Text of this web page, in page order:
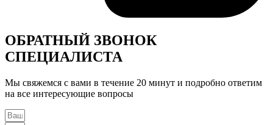
ОБРАТНЫЙ ЗВОНОК
СПЕЦИАЛИСТА
Мы свяжемся с вами в течение 20 минут и подробно ответим
на все интересующие вопросы